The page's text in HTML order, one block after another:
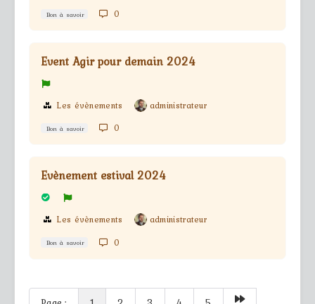
Bon à savoir 0
Event Agir pour demain 2024
Les évènements administrateur
Bon à savoir 0
Evènement estival 2024
Les évènements administrateur
Bon à savoir 0